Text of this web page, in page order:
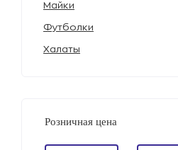
Майки
Футболки
Халаты
Розничная цена